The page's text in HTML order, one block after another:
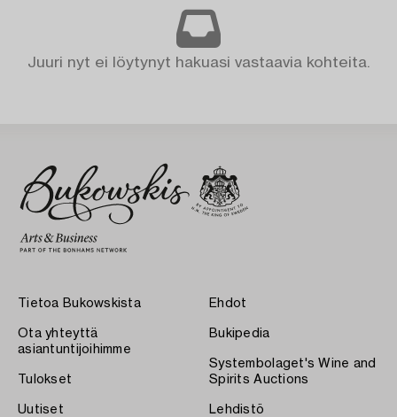
Juuri nyt ei löytynyt hakuasi vastaavia kohteita.
Tietoa Bukowskista
Ota yhteyttä
asiantuntijoihimme
Tulokset
Uutiset
Ehdot
Bukipedia
Systembolaget's Wine and
Spirits Auctions
Lehdistö